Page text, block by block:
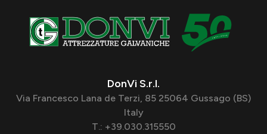
DonVi S.r.l.
Via Francesco Lana de Terzi, 85 25064 Gussago (BS)
Italy
T.: +39.030.315550